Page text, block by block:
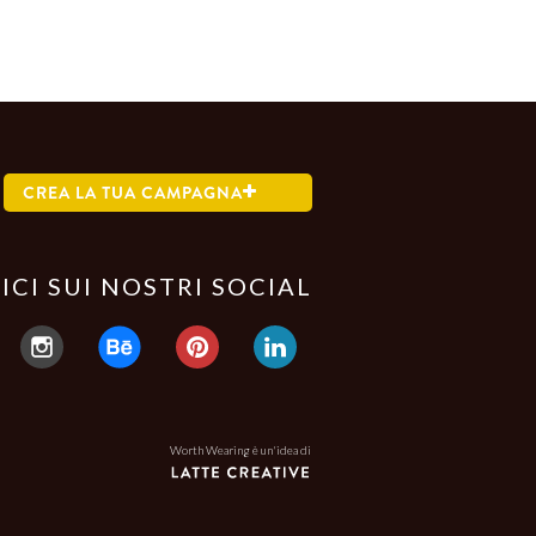
CREA LA TUA CAMPAGNA
SUI NOSTRI SOCIAL
Worth Wearing è un'idea di